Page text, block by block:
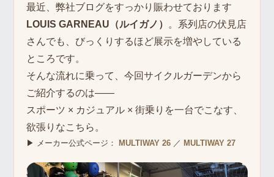
最近、弊社ブログをすっかり賑わせております
LOUIS GARNEAU（ルイガノ） 。系列店の伏見店
さんでも、びっくりするほど展示を増やしている
ところです。
そんな流れに乗って、今回サイクルガーデンから
ご紹介するのは——
スポーツ × カジュアル × 街乗りを一台でこなす、
欲張りなこちら。
▶ メーカー公式ページ： MULTIWAY 26 ／ MULTIWAY 27